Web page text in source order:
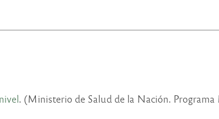
. (Ministerio de Salud de la Nación.